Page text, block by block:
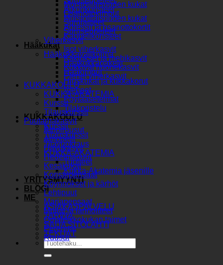
Arkunkoristeet
Muistotilaisuuden kukat
Adressit ja osanottokortit
Kappelikoristeet
Hääkukat
Hääkukkavalikoima
Hääkukkapaketit
Hääkimput
Hiuskukat ja kukkakorut
Vieheet
Pöytäasetelmat
Tilakoristelu
KUKKAKOULU
Kurssit
Tilauskurssit
Tilavuokraus
KUKKA-AKATEMIA
Tuotteet
Kukka-Akatemia jäsenille
YRITYSMYYNTI
BLOGI
ME
ASIAKASPALVELU
TARINA
SAIJA SITOLAHTI
TEKIJÄT
Etsi:
Muistotilaisuuden kukat
Osanottokimput
Surulaitteet
Suruseppeleet
Viherkasvit
Isot viherkasvit
Kaktukset ja mehikasvit
Kukkivat huonekasvit
Pienet viherkasvit
KUKKAKOULU
KUKKA-AKATEMIA
Kurssit
Tilauskurssit
Puutarhakasvit
Alppiruusut
Amppelit
Havukasvit
Hedelmäpuut
Kesäkukat
Koristepensaat
Köynnökset ja kärhöt
Lehtipuut
Marjapensaat
Mullat ja lannoitteet
Omaleikkokukan taimet
Perennat
Ruusut